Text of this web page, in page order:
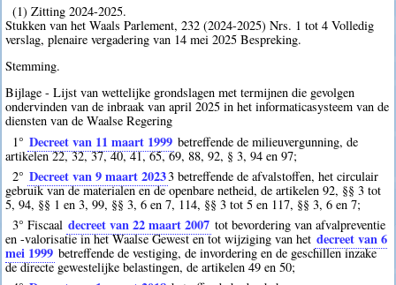
(1) Zitting 2024-2025.
Stukken van het Waals Parlement, 232 (2024-2025) Nrs. 1 tot 4 Volledig
verslag, plenaire vergadering van 14 mei 2025 Bespreking.
Stemming.
Bijlage - Lijst van wettelijke grondslagen met termijnen die gevolgen
ondervinden van de inbraak van april 2025 in het informaticasysteem van de
diensten van de Waalse Regering
1° Decreet van 11 maart 1999 betreffende de milieuvergunning, de
artikelen 22, 32, 37, 40, 41, 65, 69, 88, 92, § 3, 94 en 97;
2° Decreet van 9 maart 20233betreffende de afvalstoffen, het circulair
gebruik van de materialen en de openbare netheid, de artikelen 92, §§ 3 tot
5, 94, §§ 1 en 3, 99, §§ 3, 6 en 7, 114, §§ 3 tot 5 en 117, §§ 3, 6 en 7;
3° Fiscaal decreet van 22 maart 2007 tot bevordering van afvalpreventie
en -valorisatie in het Waalse Gewest en tot wijziging van het decreet van 6
mei 1999 betreffende de vestiging, de invordering en de geschillen inzake
de directe gewestelijke belastingen, de artikelen 49 en 50;